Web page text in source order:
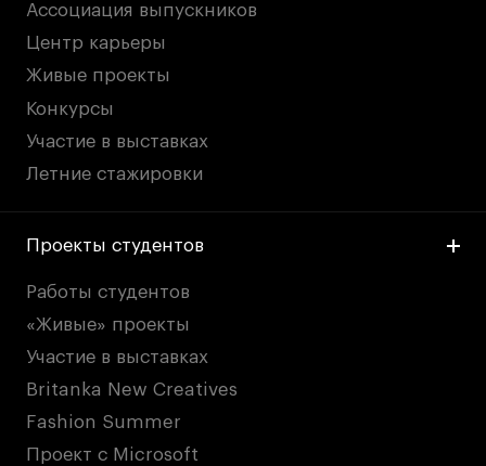
Ассоциация выпускников
Центр карьеры
Живые проекты
Конкурсы
Участие в выставках
Летние стажировки
Проекты студентов
Работы студентов
«Живые» проекты
Участие в выставках
Britanka New Creatives
Fashion Summer
Проект с Microsoft